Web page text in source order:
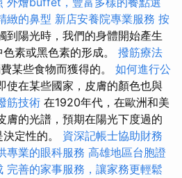
緻的鼻型 新店安養院專業服務 按
到陽光時，我們的身體開始產生
素或黑色素的形成。 撥筋療法
某些食物而獲得的。 如何進行公
使在某些國家，皮膚的顏色也與
筋技術 在1920年代，在歐洲和美
膚的光譜，預期在陽光下度過的
定性的。 資深記帳士協助財務
專業的眼科服務 高雄地區台胞證
完善的家事服務，讓家務更輕鬆